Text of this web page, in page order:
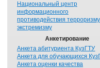
Национальный центр
информационного
противодействия
экстремизму
Анкетирование
Анкета абитуриента КузГТУ
Анкета для обучающихся
Анкета оценки качества